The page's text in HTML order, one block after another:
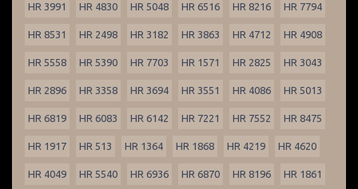
HR 3991 HR 4830 HR 5048 HR 6516 HR 8216 HR 7794
HR 8531 HR 2498 HR 3182 HR 3863 HR 4712 HR 4908
HR 5558 HR 5390 HR 7703 HR 1571 HR 2825 HR 3043
HR 2896 HR 3358 HR 3694 HR 3551 HR 4086 HR 5013
HR 6819 HR 6083 HR 6142 HR 7221 HR 7552 HR 8475
HR 1917 HR 513 HR 1364 HR 1868 HR 4219 HR 4620
HR 4049 HR 5540 HR 6936 HR 6870 HR 8196 HR 1861